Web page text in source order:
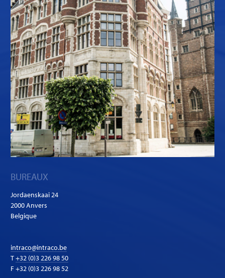
BUREAUX
Jordaenskaai 24
2000 Anvers
Belgique
intraco@intraco.be
T+32 (0)3 226 98 50
F +32 (0)3 226 98 52